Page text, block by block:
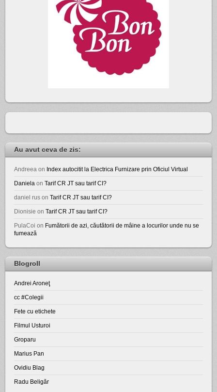
Au avut ceva de zis:
Andreea on Index autocitit la Electrica Furnizare prin Oficiul Virtual
Daniela onTarif CR JT sau tarif CI?
daniel rus onTarif CR JT sau tarif CI?
Dionisie onTarif CR JT sau tarif CI?
PulaCoi on Fumătorii de azi, căutătorii de mâine a locurilor unde nu se
fumează
Blogroll
Andrei Aroneţ
cc #Colegii
Fete cu etichete
Filmul Usturoi
Groparu
Marius Pan
Ovidiu Blag
Radu Beligăr